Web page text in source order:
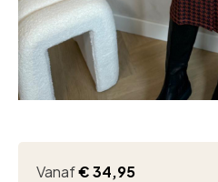
Vanaf€34,95